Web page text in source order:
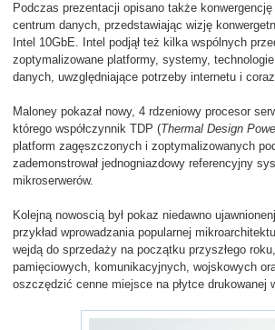
Podczas prezentacji opisano także
centrum danych, przedstawiając wizję
Intel 10GbE. Intel podjął też kilka wspólnych
zoptymalizowane platformy, systemy,
danych, uwzględniające potrzeby internetu i
Maloney pokazał nowy, 4 rdzeniowy procesor
którego współczynnik TDP (Thermal Design
platform zagęszczonych i zoptymalizowanych
zademonstrował jednogniazdowy referencyjny
mikroserwerów.
Kolejną nowoscią był pokaz niedawno
przykład wprowadzania popularnej
wejdą do sprzedaży na początku przyszłego
pamięciowych, komunikacyjnych, wojskowych
oszczędzić cenne miejsce na płytce